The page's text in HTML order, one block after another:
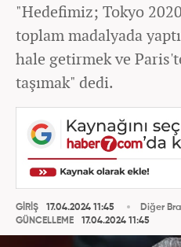
"Hedefimiz; Tokyo
toplam madalyada
hale getirmek ve
taşımak" dedi.
GİRİŞ
17.04.2024 11:45
GÜNCELLEME
17.04.2024 11:45
Diğer